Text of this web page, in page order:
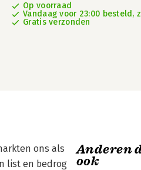
Op voorraad
Vandaag voor 23:00 besteld,
Gratis verzonden
ons als
list en bedrog
Anderen
ook